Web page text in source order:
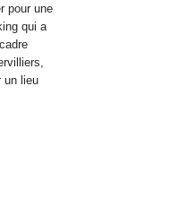
pour une
qui a
un lieu